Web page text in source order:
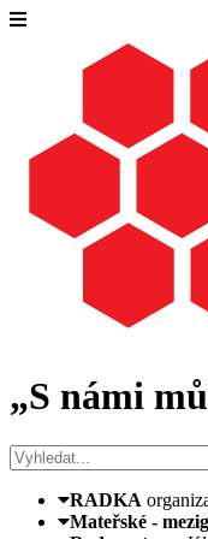
„S námi
RADKA
Mateřské -